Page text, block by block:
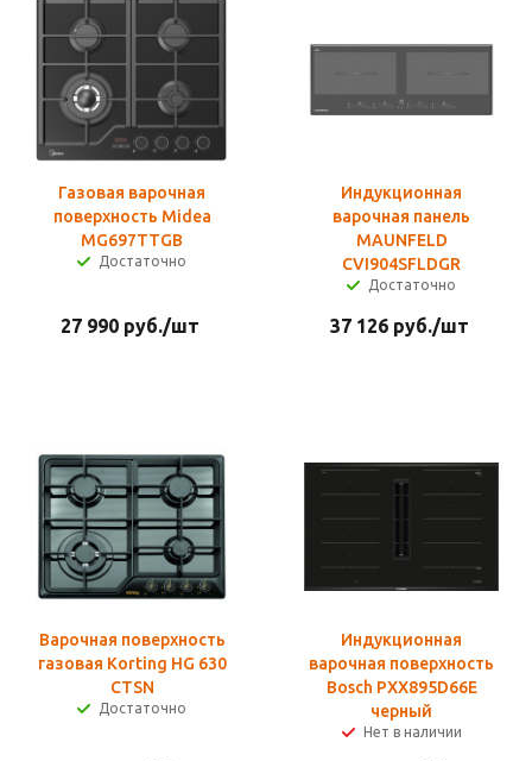
Газовая варочная
поверхность Midea
MG697TTGB
Достаточно
27 990руб./шт
Индукционная
варочная панель
MAUNFELD
CVI904SFLDGR
Достаточно
37 126руб./шт
Варочная поверхность
газовая Korting HG 630
CTSN
Достаточно
Индукционная
варочная поверхность
Bosch PXX895D66E
черный
Нет в наличии